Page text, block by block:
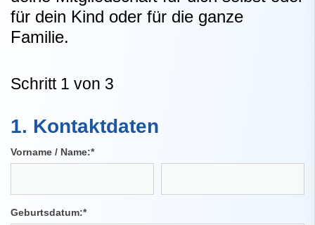
für dein Kind oder für die ganze
Familie.
Schritt 1 von 3
1. Kontaktdaten
Vorname / Name:*
Geburtsdatum:*